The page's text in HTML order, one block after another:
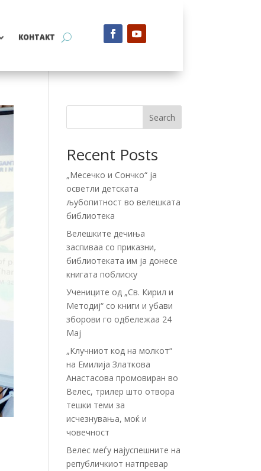
КОНТАКТ
Search
Recent Posts
„Месечко и Сончко“ ја
осветли детската
љубопитност во велешката
библиотека
Велешките дечиња
заспиваа со приказни,
библиотеката им ја донесе
книгата поблиску
Учениците од „Св. Кирил и
Методиј“ со книги и убави
зборови го одбележаа 24
Мај
„Клучниот код на молкот“
на Емилија Златкова
Анастасова промовиран во
Велес, трилер што отвора
тешки теми за
исчезнувања, моќ и
човечност
Велес меѓу најуспешните на
републичкиот натпревар